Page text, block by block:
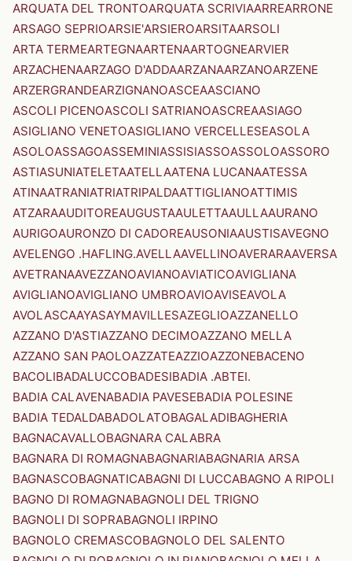
ARQUATA DEL TRONTOARQUATA SCRIVIAARREARRONE
ARSAGO SEPRIOARSIE'ARSIEROARSITAARSOLI
ARTA TERMEARTEGNAARTENAARTOGNEARVIER
ARZACHENAARZAGO D'ADDAARZANAARZANOARZENE
ARZERGRANDEARZIGNANOASCEAASCIANO
ASCOLI PICENOASCOLI SATRIANOASCREAASIAGO
ASIGLIANO VENETOASIGLIANO VERCELLESEASOLA
ASOLOASSAGOASSEMINIASSISIASSOASSOLOASSORO
ASTIASUNIATELETAATELLAATENA LUCANAATESSA
ATINAATRANIATRIATRIPALDAATTIGLIANOATTIMIS
ATZARAAUDITOREAUGUSTAAULETTAAULLAAURANO
AURIGOAURONZO DI CADOREAUSONIAAUSTISAVEGNO
AVELENGO .HAFLING.AVELLAAVELLINOAVERARAAVERSA
AVETRANAAVEZZANOAVIANOAVIATICOAVIGLIANA
AVIGLIANOAVIGLIANO UMBROAVIOAVISEAVOLA
AVOLASCAAYASAYMAVILLESAZEGLIOAZZANELLO
AZZANO D'ASTIAZZANO DECIMOAZZANO MELLA
AZZANO SAN PAOLOAZZATEAZZIOAZZONEBACENO
BACOLIBADALUCCOBADESIBADIA .ABTEI.
BADIA CALAVENABADIA PAVESEBADIA POLESINE
BADIA TEDALDABADOLATOBAGALADIBAGHERIA
BAGNACAVALLOBAGNARA CALABRA
BAGNARA DI ROMAGNABAGNARIABAGNARIA ARSA
BAGNASCOBAGNATICABAGNI DI LUCCABAGNO A RIPOLI
BAGNO DI ROMAGNABAGNOLI DEL TRIGNO
BAGNOLI DI SOPRABAGNOLI IRPINO
BAGNOLO CREMASCOBAGNOLO DEL SALENTO